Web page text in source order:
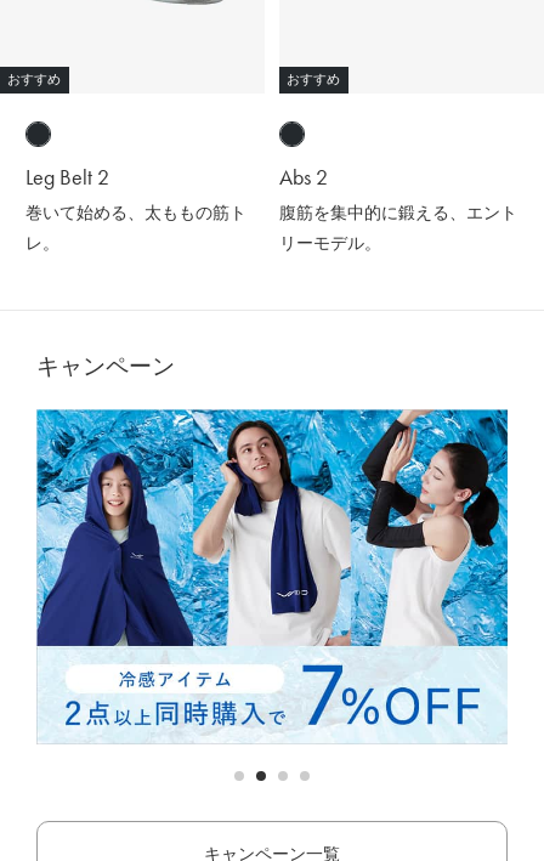
おすすめ
Leg Belt 2
巻いて始める、太ももの筋ト
レ。
おすすめ
Abs 2
腹筋を集中的に鍛える、エント
リーモデル。
キャンペーン
キャンペーン一覧